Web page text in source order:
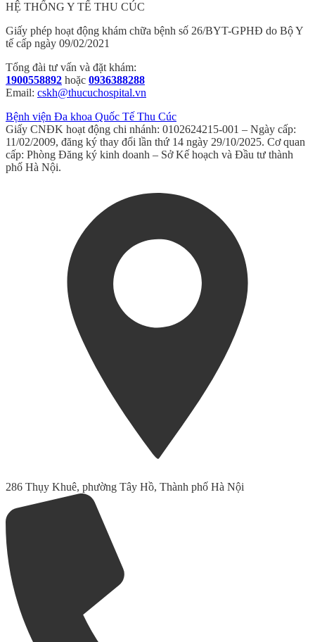
HỆ THỐNG Y TẾ THU CÚC
Giấy phép hoạt động khám chữa bệnh số 26/BYT-GPHĐ do Bộ Y
tế cấp ngày 09/02/2021
Tổng đài tư vấn và đặt khám:
1900558892 hoặc 0936388288
Email: cskh@thucuchospital.vn
Bệnh viện Đa khoa Quốc Tế Thu Cúc
Giấy CNĐK hoạt động chi nhánh: 0102624215-001 – Ngày cấp:
11/02/2009, đăng ký thay đổi lần thứ 14 ngày 29/10/2025. Cơ quan
cấp: Phòng Đăng ký kinh doanh – Sở Kế hoạch và Đầu tư thành
phố Hà Nội.
286 Thụy Khuê, phường Tây Hồ, Thành phố Hà Nội